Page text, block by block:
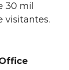
30 mil
visitantes.